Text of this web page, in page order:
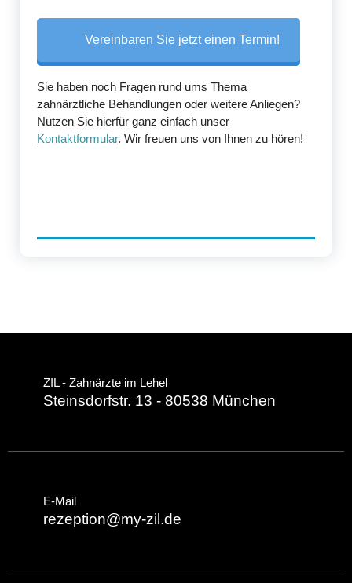
Vereinbaren Sie jetzt einen Termin!
Sie haben noch Fragen rund ums Thema
zahnärztliche Behandlungen oder weitere Anliegen?
Nutzen Sie hierfür ganz einfach unser
Kontaktformular. Wir freuen uns von Ihnen zu hören!
ZIL - Zahnärzte im Lehel
Steinsdorfstr. 13 - 80538 München
E-Mail
rezeption@my-zil.de